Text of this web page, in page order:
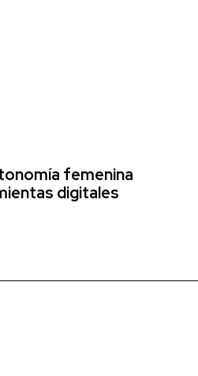
femenina
digitales